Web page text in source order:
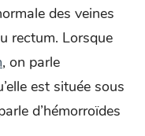
des veines
rectum. Lorsque
, on parle
est située sous
d’hémorroïdes